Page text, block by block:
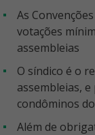
As Convenções geralmente definem os quoruns e
votações
assembleias
O síndico é o responsável pela convocação de
assembleias,
condôminos
Além de obrigatórias em muitos casos, as assembleias